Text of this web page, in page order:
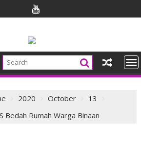
2020 October
13
Bedah Rumah Warga Binaan